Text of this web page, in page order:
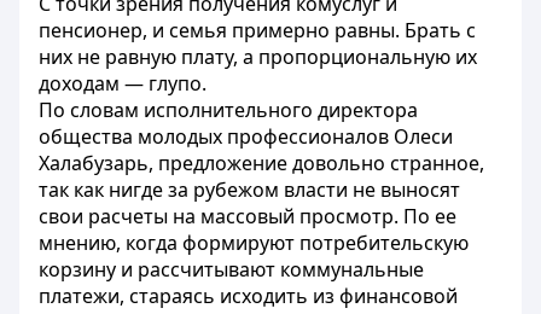
пенсионер, и семья примерно равны. Брать с
них не равную плату, а пропорциональную их
доходам — глупо.
По словам исполнительного директора
общества молодых профессионалов Олеси
Халабузарь, предложение довольно странное,
так как нигде за рубежом власти не выносят
свои расчеты на массовый просмотр. По ее
мнению, когда формируют потребительскую
корзину и рассчитывают коммунальные
платежи, стараясь исходить из финансовой